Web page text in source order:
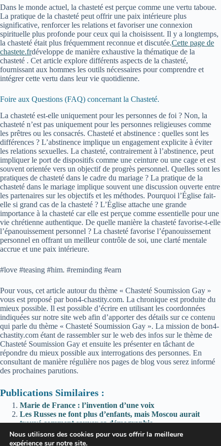
Dans le monde actuel, la chasteté est perçue comme une vertu taboue.
La pratique de la chasteté peut offrir une paix intérieure plus
significative, renforcer les relations et favoriser une connexion
spirituelle plus profonde pour ceux qui la choisissent. Il y a longtemps,
la chasteté était plus fréquemment reconnue et discutée.Cette page de
chastete.frdéveloppe de manière exhaustive la thématique de la
chasteté . Cet article explore différents aspects de la chasteté,
fournissant aux hommes les outils nécessaires pour comprendre et
intégrer cette vertu dans leur vie quotidienne.
Foire aux Questions (FAQ) concernant la Chasteté.
La chasteté est-elle uniquement pour les personnes de foi ? Non, la
chasteté n’est pas uniquement pour les personnes religieuses comme
les prêtres ou les consacrés. Chasteté et abstinence : quelles sont les
différences ? L’abstinence implique un engagement explicite à éviter
les relations sexuelles. La chasteté, contrairement à l’abstinence, peut
impliquer le port de dispositifs comme une ceinture ou une cage et est
souvent orientée vers un objectif de progrès personnel. Quelles sont les
pratiques de chasteté dans le cadre du mariage ? La pratique de la
chasteté dans le mariage implique souvent une discussion ouverte entre
les partenaires sur les objectifs et les méthodes. Pourquoi l’Église fait-
elle si grand cas de la chasteté ? L’Église attache une grande
importance à la chasteté car elle est perçue comme essentielle pour une
vie chrétienne authentique. De quelle manière la chasteté favorise-t-elle
l’épanouissement personnel ? La chasteté favorise l’épanouissement
personnel en offrant un meilleur contrôle de soi, une clarté mentale
accrue et une paix intérieure.
#love #teasing #him. #reminding #earn
Pour vous, cet article autour du thème « Chasteté Soumission Gay »
vous est proposé par bon4-chastity.com. La chronique est produite du
mieux possible. Il est possible d’écrire en utilisant les coordonnées
indiquées sur notre site web afin d’apporter des détails sur ce contenu
qui parle du thème « Chasteté Soumission Gay ». La mission de bon4-
chastity.com étant de rassembler sur le web des infos sur le thème de
Chasteté Soumission Gay et ensuite les présenter en tâchant de
répondre du mieux possible aux interrogations des personnes. En
consultant de manière régulière nos pages de blog vous serez informé
des prochaines parutions.
Publications Similaires :
Marie de France : l’invention d’une voix
Les Russes ne font plus d’enfants, mais Moscou aurait
trouvé comment sauver sa démographie
chasteté,Psychologie 27 — L’adolescence et l’acquisition de
la chasteté, par Arnaud Dumouch / sur Youtube
Nous utilisons des cookies pour vous offrir la meilleure
expérience sur notre site.